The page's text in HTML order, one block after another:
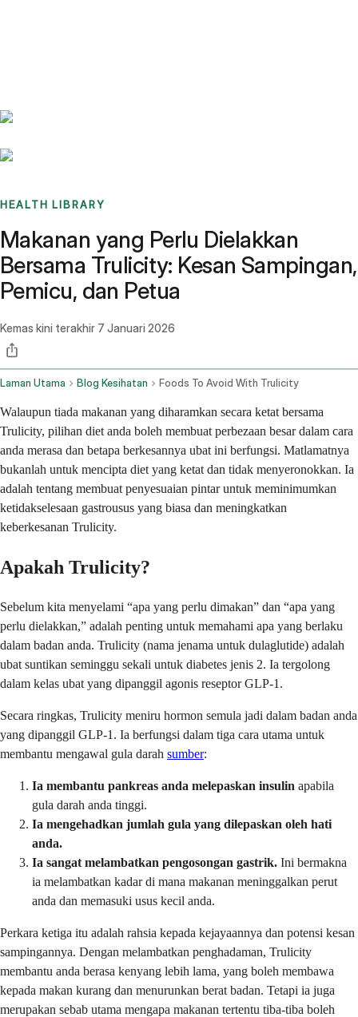
HEALTH LIBRARY
Makanan yang Perlu Dielakkan
Bersama Trulicity: Kesan Sampingan,
Pemicu, dan Petua
Kemas kini terakhir 7 Januari 2026
Laman Utama Blog Kesihatan Foods To Avoid With Trulicity
Walaupun tiada makanan yang diharamkan secara ketat bersama
Trulicity, pilihan diet anda boleh membuat perbezaan besar dalam cara
anda merasa dan betapa berkesannya ubat ini berfungsi. Matlamatnya
bukanlah untuk mencipta diet yang ketat dan tidak menyeronokkan. Ia
adalah tentang membuat penyesuaian pintar untuk meminimumkan
ketidakselesaan gastrousus yang biasa dan meningkatkan
keberkesanan Trulicity.
Apakah Trulicity?
Sebelum kita menyelami “apa yang perlu dimakan” dan “apa yang
perlu dielakkan,” adalah penting untuk memahami apa yang berlaku
dalam badan anda. Trulicity (nama jenama untuk dulaglutide) adalah
ubat suntikan seminggu sekali untuk diabetes jenis 2. Ia tergolong
dalam kelas ubat yang dipanggil agonis reseptor GLP-1.
Secara ringkas, Trulicity meniru hormon semula jadi dalam badan anda
yang dipanggil GLP-1. Ia berfungsi dalam tiga cara utama untuk
membantu mengawal gula darah sumber:
Ia membantu pankreas anda melepaskan insulin apabila
gula darah anda tinggi.
Ia mengehadkan jumlah gula yang dilepaskan oleh hati
anda.
Ia sangat melambatkan pengosongan gastrik. Ini bermakna
ia melambatkan kadar di mana makanan meninggalkan perut
anda dan memasuki usus kecil anda.
Perkara ketiga itu adalah rahsia kepada kejayaannya dan potensi kesan
sampingannya. Dengan melambatkan penghadaman, Trulicity
membantu anda berasa kenyang lebih lama, yang boleh membawa
kepada makan kurang dan menurunkan berat badan. Tetapi ia juga
merupakan sebab utama mengapa makanan tertentu tiba-tiba boleh